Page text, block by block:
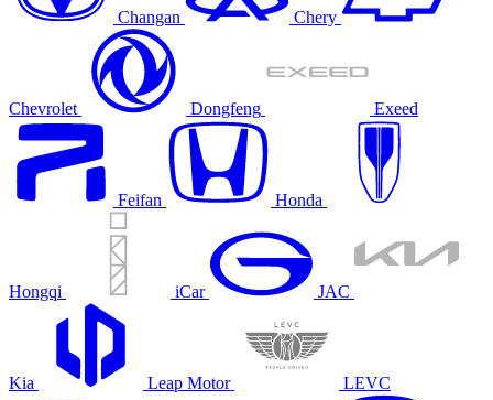
Changan Chery
Chevrolet Dongfeng Exeed
Feifan Honda
Hongqi iCar JAC
Kia Leap Motor LEVC